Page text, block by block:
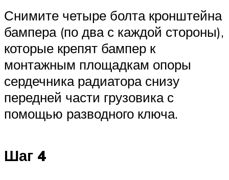
Снимите четыре болта кронштейна
бампера (по два с каждой стороны),
которые крепят бампер к
монтажным площадкам опоры
сердечника радиатора снизу
передней части грузовика с
помощью разводного ключа.
Шаг 4